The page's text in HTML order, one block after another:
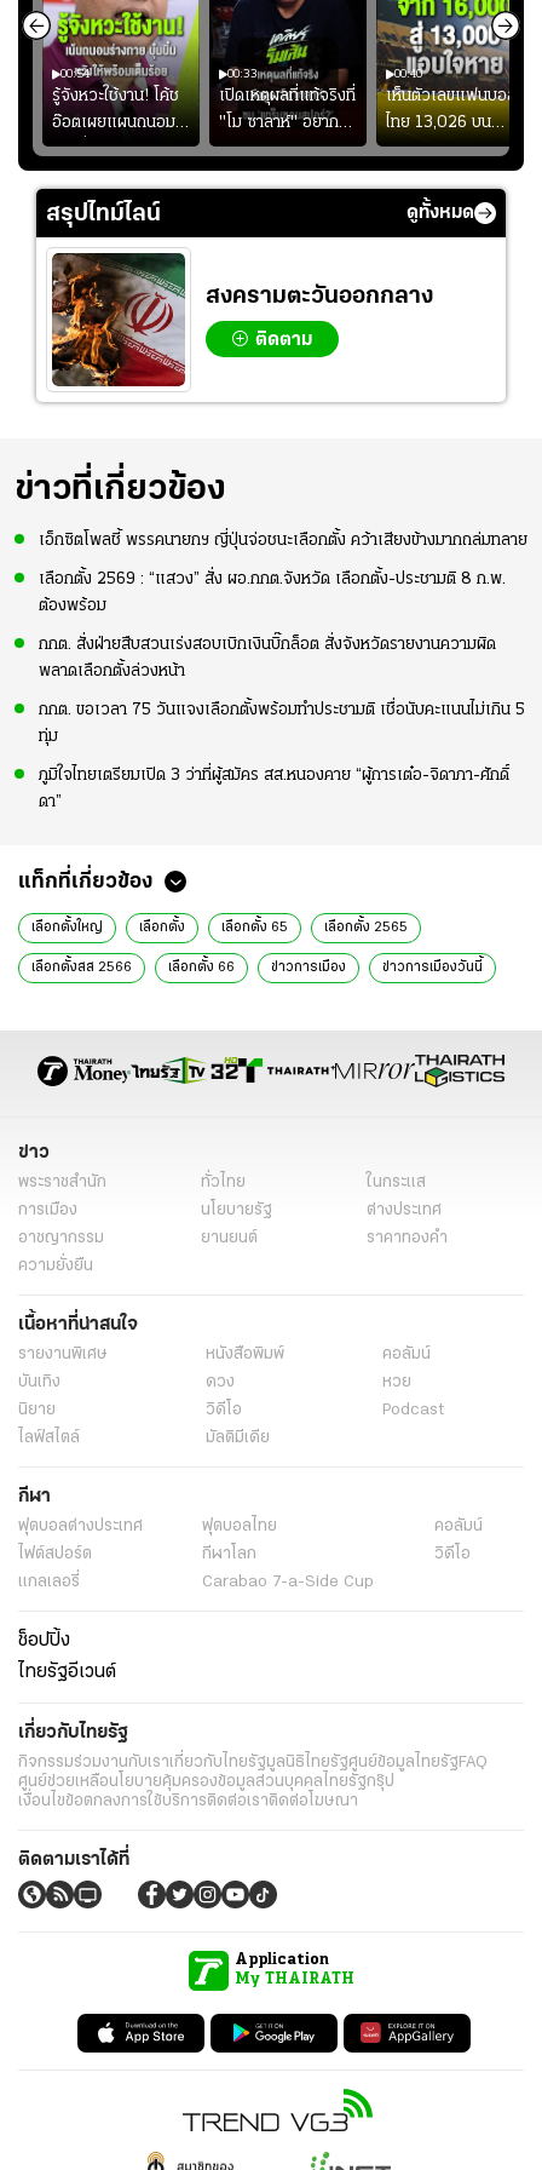
00:54
รู้จังหวะใช้งาน! โค้ช
อ๊อตเผยแผนถนอม
“บุ๋มบิ๋ม” เพื่อรักษา
ร่างกายให้พร้อมที่สุด
00:33
เปิดเหตุผลที่แท้จริงที่
"โม ซาลาห์" อยาก
ย้ายซบ "แทร็บซอนส
ปอร์"
00:40
เห็นตัวเลขแฟนบอล
ไทย 13,026 บน
สกอร์บอร์ดแล้วแอบ
ใจหาย น้อยกว่านัดที่
แล้วเจอมาเลเซียตั้ง
สรุปไทม์ไลน์ ดูทั้งหมด
สงครามตะวันออกกลาง
ติดตาม
ข่าวที่เกี่ยวข้อง
เอ็กซิตโพลชี้ พรรคนายกฯ ญี่ปุ่นจ่อชนะเลือกตั้ง คว้าเสียงข้างมากถล่มทลาย
เลือกตั้ง 2569 : “แสวง” สั่ง ผอ.กกต.จังหวัด เลือกตั้ง-ประชามติ 8 ก.พ.
ต้องพร้อม
กกต. สั่งฝ่ายสืบสวนเร่งสอบเบิกเงินบิ๊กล็อต สั่งจังหวัดรายงานความผิด
พลาดเลือกตั้งล่วงหน้า
กกต. ขอเวลา 75 วันแจงเลือกตั้งพร้อมทำประชามติ เชื่อนับคะแนนไม่เกิน 5
ทุ่ม
ภูมิใจไทยเตรียมเปิด 3 ว่าที่ผู้สมัคร สส.หนองคาย “ผู้การเต๋อ-จิดาภา-ศักดิ์
ดา”
แท็กที่เกี่ยวข้อง
เลือกตั้งใหญ่ เลือกตั้ง เลือกตั้ง 65 เลือกตั้ง 2565
เลือกตั้งสส 2566 เลือกตั้ง 66 ข่าวการเมือง ข่าวการเมืองวันนี้
อิ๊งค์ แพทองธาร หัวหน้าครอบครัวเพื่อไทย
ข่าว
พระราชสำนัก ทั่วไทย
ในกระแส
การเมือง
นโยบายรัฐ
ต่างประเทศ
อาชญากรรม
ยานยนต์
ราคาทองคำ
ความยั่งยืน
เนื้อหาที่น่าสนใจ
รายงานพิเศษ หนังสือพิมพ์
คอลัมน์
บันเทิง
ดวง
หวย
นิยาย
วิดีโอ
Podcast
ไลฟ์สไตล์
มัลติมีเดีย
กีฬา
ฟุตบอลต่่างประเทศ ฟุตบอลไทย
คอลัมน์
ไฟต์สปอร์ต
กีฬาโลก
วิดีโอ
แกลเลอรี่
Carabao 7-a-Side Cup
ช็อปปิ้ง
ไทยรัฐอีเวนต์
เกี่ยวกับไทยรัฐ
กิจกรรมร่วมงานกับเราเกี่ยวกับไทยรัฐมูลนิธิไทยรัฐศูนย์ข้อมูลไทยรัฐFAQ
ศูนย์ช่วยเหลือนโยบายคุ้มครองข้อมูลส่วนบุคคลไทยรัฐกรุ๊ป
เงื่อนไขข้อตกลงการใช้บริการติดต่อเราติดต่อโฆษณา
ติดตามเราได้ที่
Application
My THAIRATH